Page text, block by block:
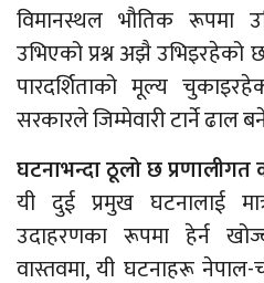
विमानस्थल भौतिक रूपमा
उभिएको प्रश्न अझै
पारदर्शिताको मूल्य
सरकारले जिम्मेवारी टार्ने ढाल
घटनाभन्दा ठूलो छ प्रणालीगत
यी दुई प्रमुख घटनालाई
उदाहरणका रूपमा हेर्न
वास्तवमा, यी घटनाहरू